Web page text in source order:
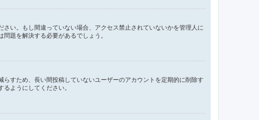
い。もし間違っていない場合、アクセス禁止されていないかを管理人に
題を解決する必要があるでしょう。
すため、長い間投稿していないユーザーのアカウントを定期的に削除す
ようにしてください。